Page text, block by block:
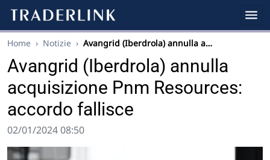
Home › Notizie › Avangrid (Iberdrola) annulla a…
Avangrid (Iberdrola) annulla
acquisizione Pnm Resources:
accordo fallisce
02/01/2024 08:50